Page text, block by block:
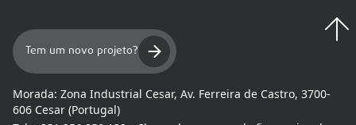
Tem um novo projeto?
Morada: Zona Industrial Cesar, Av. Ferreira de Castro, 3700-
606 Cesar (Portugal)